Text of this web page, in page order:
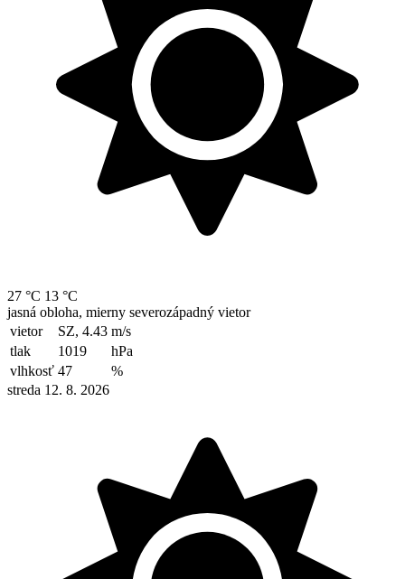
27 °C 13 °C
jasná obloha, mierny severozápadný vietor
vietor
SZ, 4.43 m/s
tlak
1019
hPa
vlhkosť 47
%
streda 12. 8. 2026